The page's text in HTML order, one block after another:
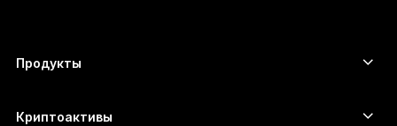
Продукты
Аппаратный кошелёк
Криптоактивы